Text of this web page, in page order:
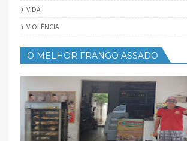
VIDA
VIOLÊNCIA
O MELHOR FRANGO ASSADO